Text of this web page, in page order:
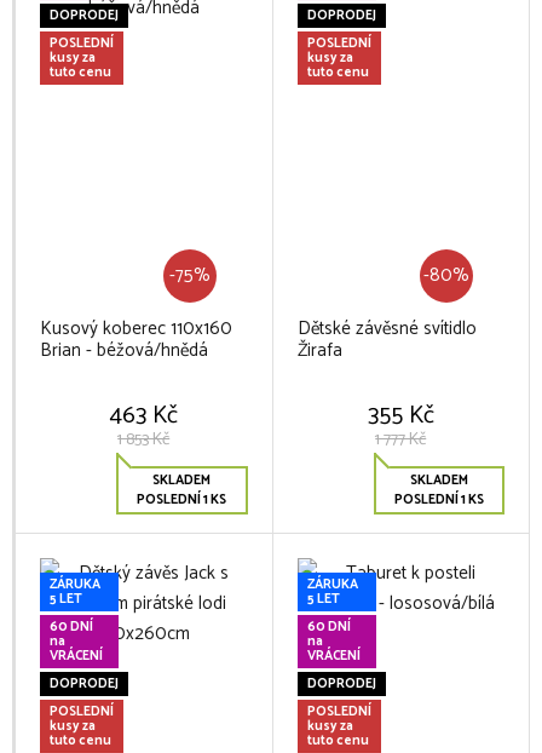
DOPRODEJ
POSLEDNÍ
kusy za
tuto cenu
-75%
Kusový koberec 110x160
Brian - béžová/hnědá
463 Kč
1 853 Kč
SKLADEM
POSLEDNÍ 1 KS
DOPRODEJ
POSLEDNÍ
kusy za
tuto cenu
-80%
Dětské závěsné svítidlo
Žirafa
355 Kč
1 777 Kč
SKLADEM
POSLEDNÍ 1 KS
ZÁRUKA
5 LET
60 DNÍ
na
VRÁCENÍ
DOPRODEJ
POSLEDNÍ
kusy za
tuto cenu
ZÁRUKA
5 LET
60 DNÍ
na
VRÁCENÍ
DOPRODEJ
POSLEDNÍ
kusy za
tuto cenu